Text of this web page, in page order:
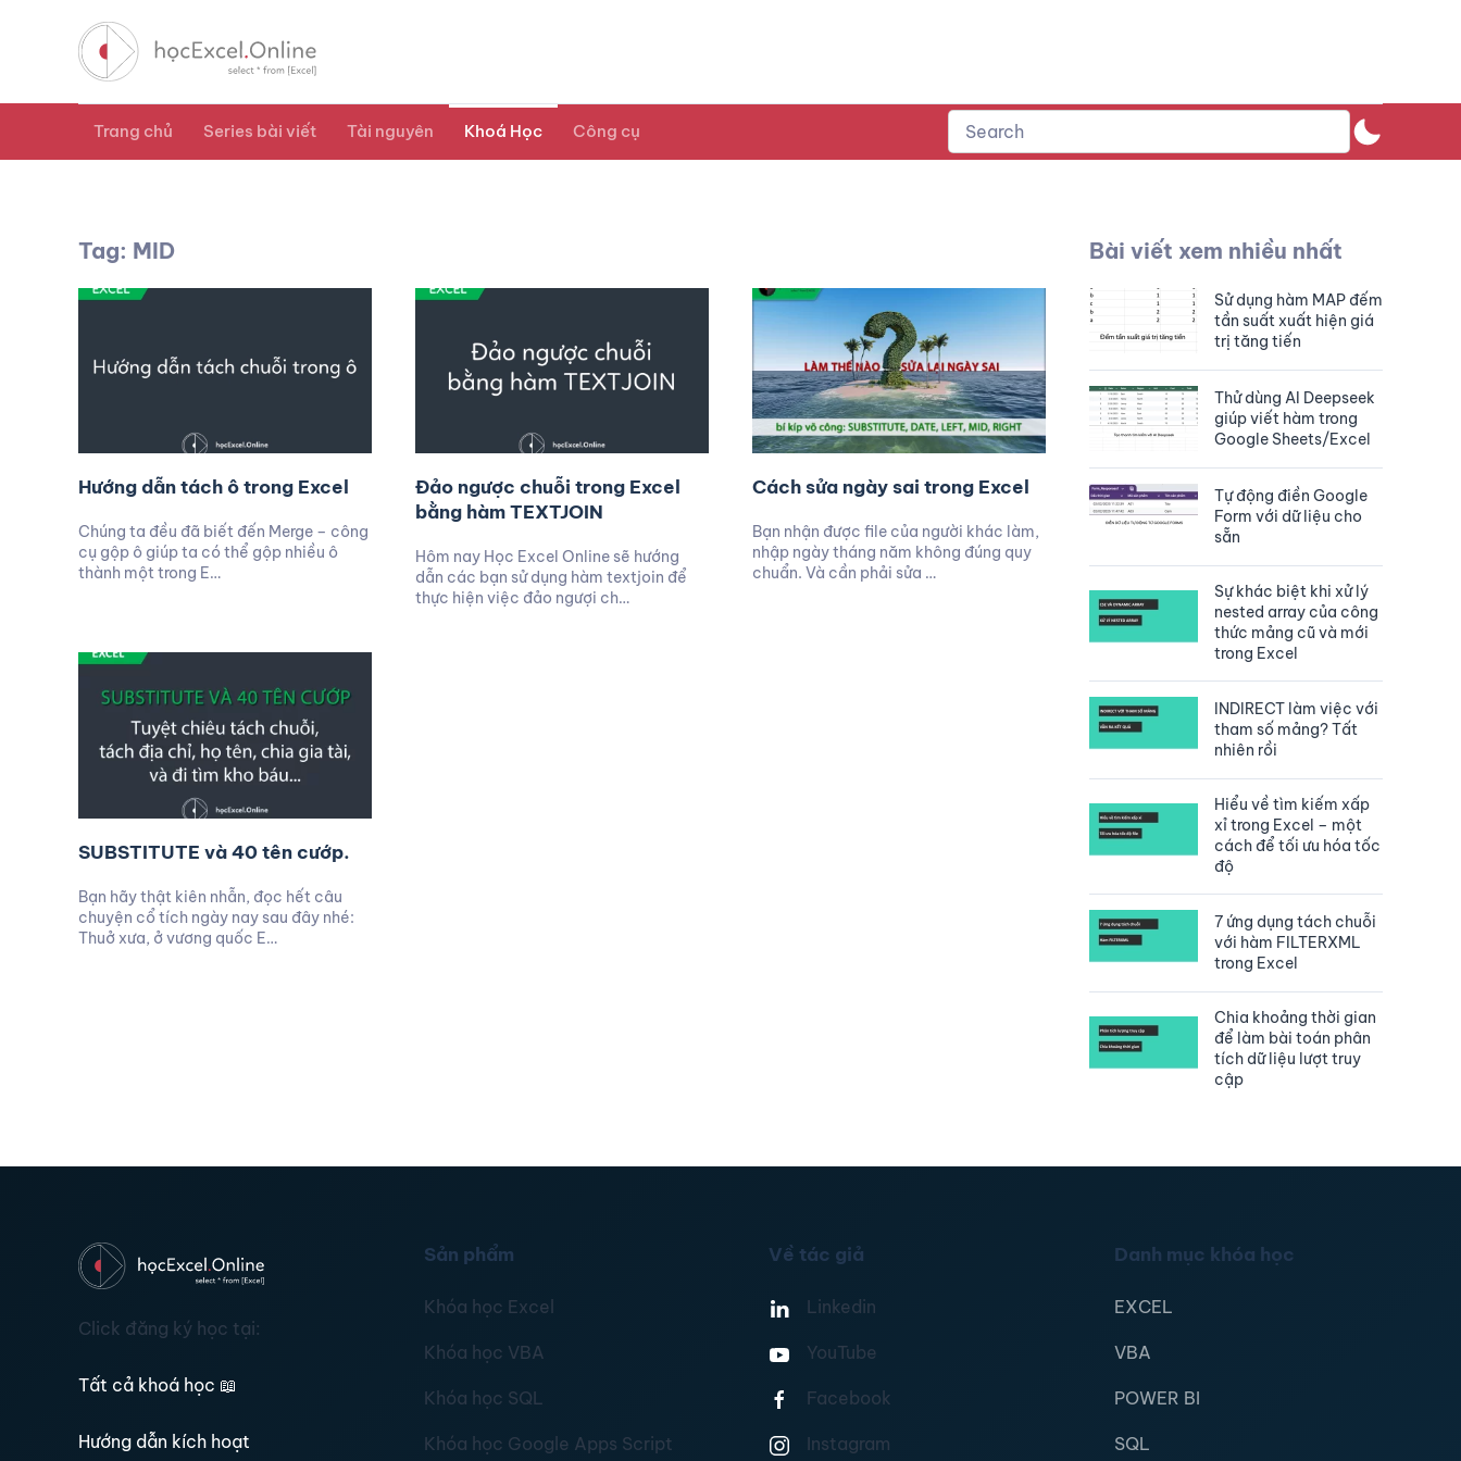
Trang chủ Series bài viết Tài nguyên Khoá Học Công cụ
Tag: MID
Hướng dẫn tách ô trong Excel
Chúng ta đều đã biết đến Merge – công
cụ gộp ô giúp ta có thể gộp nhiều ô
thành một trong E…
Đảo ngược chuỗi trong Excel
bằng hàm TEXTJOIN
Hôm nay Học Excel Online sẽ hướng
dẫn các bạn sử dụng hàm textjoin để
thực hiện việc đảo ngượi ch…
Cách sửa ngày sai trong Excel
Bạn nhận được file của người khác làm,
nhập ngày tháng năm không đúng quy
chuẩn. Và cần phải sửa …
SUBSTITUTE và 40 tên cướp.
Bạn hãy thật kiên nhẫn, đọc hết câu
chuyện cổ tích ngày nay sau đây nhé:
Thuở xưa, ở vương quốc E…
Bài viết xem nhiều nhất
Sử dụng hàm MAP đếm
tần suất xuất hiện giá
trị tăng tiến
Thử dùng AI Deepseek
giúp viết hàm trong
Google Sheets/Excel
Tự động điền Google
Form với dữ liệu cho
sẵn
Sự khác biệt khi xử lý
nested array của công
thức mảng cũ và mới
trong Excel
INDIRECT làm việc với
tham số mảng? Tất
nhiên rồi
Hiểu về tìm kiếm xấp
xỉ trong Excel – một
cách để tối ưu hóa tốc
độ
7 ứng dụng tách chuỗi
với hàm FILTERXML
trong Excel
Chia khoảng thời gian
để làm bài toán phân
tích dữ liệu lượt truy
cập
Click đăng ký học tại:
Tất cả khoá học 📖
Hướng dẫn kích hoạt
Sản phẩm
Khóa học Excel
Khóa học VBA
Khóa học SQL
Khóa học Google Apps Script
Về tác giả
Linkedin
YouTube
Facebook
Instagram
Danh mục khóa học
EXCEL
VBA
POWER BI
SQL